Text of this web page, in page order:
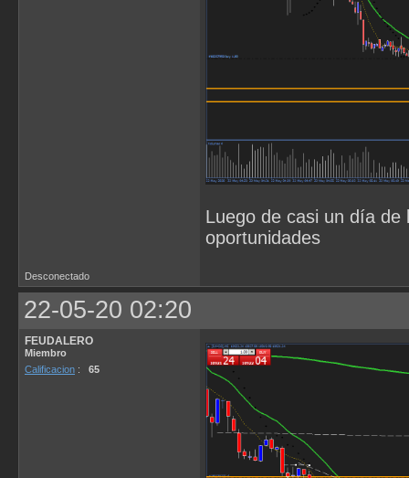
Luego de casi un día de
oportunidades
Desconectado
22-05-20 02:20
FEUDALERO
Miembro
Calificacion : 65